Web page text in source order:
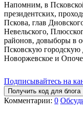
Напомним, в
президентских,
Пскова, глав
Невельского,
районов, довыборы в
Псковскую городскую
Новоржевское и
Подписывайтесь на
Получить код для блога
Комментарии: 0